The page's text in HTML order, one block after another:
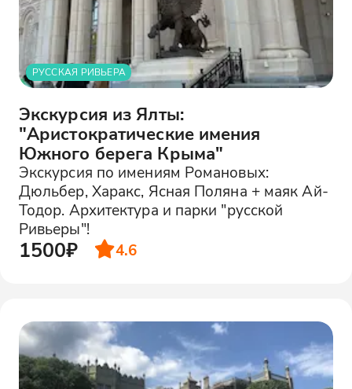
РУССКАЯ РИВЬЕРА
Экскурсия из Ялты:
"Аристократические имения
Южного берега Крыма"
Экскурсия по имениям Романовых:
Дюльбер, Харакс, Ясная Поляна + маяк Ай-
Тодор. Архитектура и парки "русской
Ривьеры"!
1500₽ 4.6